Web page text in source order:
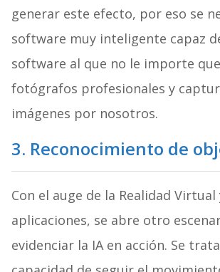
generar este efecto, por eso se
software muy inteligente capaz
software al que no le importe
fotógrafos profesionales y
imágenes por nosotros.
3. Reconocimiento de
Con el auge de la Realidad
aplicaciones, se abre otro
evidenciar la IA en acción. Se